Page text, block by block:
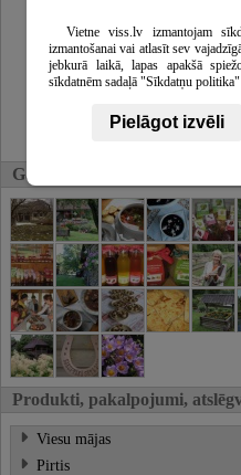
Galerija
Produkti, pakalpojumi,
Viesu mājas
Pirtis
Vietne viss.lv izmantojam
izmantošanai vai atlasīt sev
jebkurā laikā, lapas apakšā
sīkdatnēm sadaļā "Sīkdatņu politika"
Pielāgot izvēli